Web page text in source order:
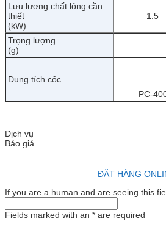
Lưu lượng chất lỏng cần
thiết
(kW)
1.5
Trọng lượng
(g)
Dung tích cốc
PC-
Dịch vụ
Báo giá
ĐẶT HÀNG
If you are a human and are seeing this
Fields marked with an * are required